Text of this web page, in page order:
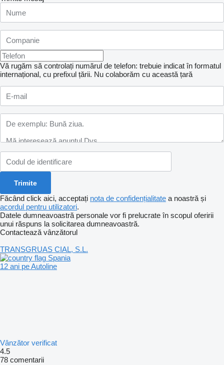
Vă rugăm să controlați numărul de telefon: trebuie indicat în formatul
internațional, cu prefixul țării. Nu colaborăm cu această țară
Făcând click aici, acceptați nota de confidențialitate a noastră și
acordul pentru utilizatori.
Datele dumneavoastră personale vor fi prelucrate în scopul oferirii
unui răspuns la solicitarea dumneavoastră.
Contactează vânzătorul
TRANSGRUAS CIAL, S.L.
Spania
12 ani pe Autoline
Vânzător verificat
4.5
78 comentarii